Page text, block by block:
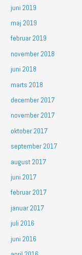
juni 2019
maj 2019
februar 2019
november 2018
juni 2018
marts 2018
december 2017
november 2017
oktober 2017
september 2017
august 2017
juni 2017
februar 2017
januar 2017
juli 2016
juni 2016